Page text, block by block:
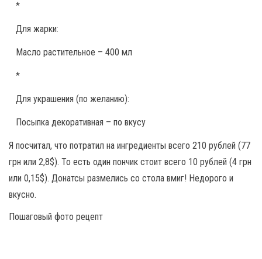
*
Для жарки:
Масло растительное – 400 мл
*
Для украшения (по желанию):
Посыпка декоративная – по вкусу
Я посчитал, что потратил на ингредиенты всего 210 рублей (77
грн или 2,8$). То есть один пончик стоит всего 10 рублей (4 грн
или 0,15$). Донатсы размелись со стола вмиг! Недорого и
вкусно.
Пошаговый фото рецепт